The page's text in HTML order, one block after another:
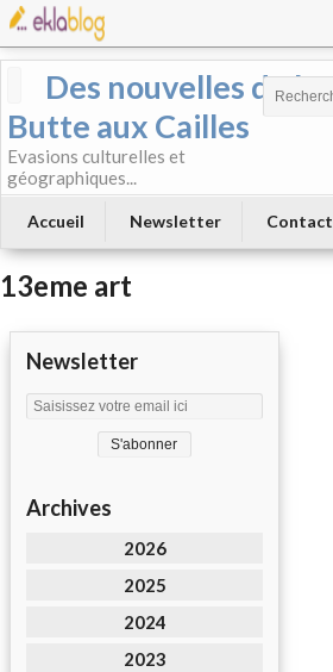
Des nouvelles de la
Butte aux Cailles
Evasions culturelles et
géographiques...
Accueil Newsletter Contact
13eme art
Newsletter
Archives
2026
2025
2024
2023